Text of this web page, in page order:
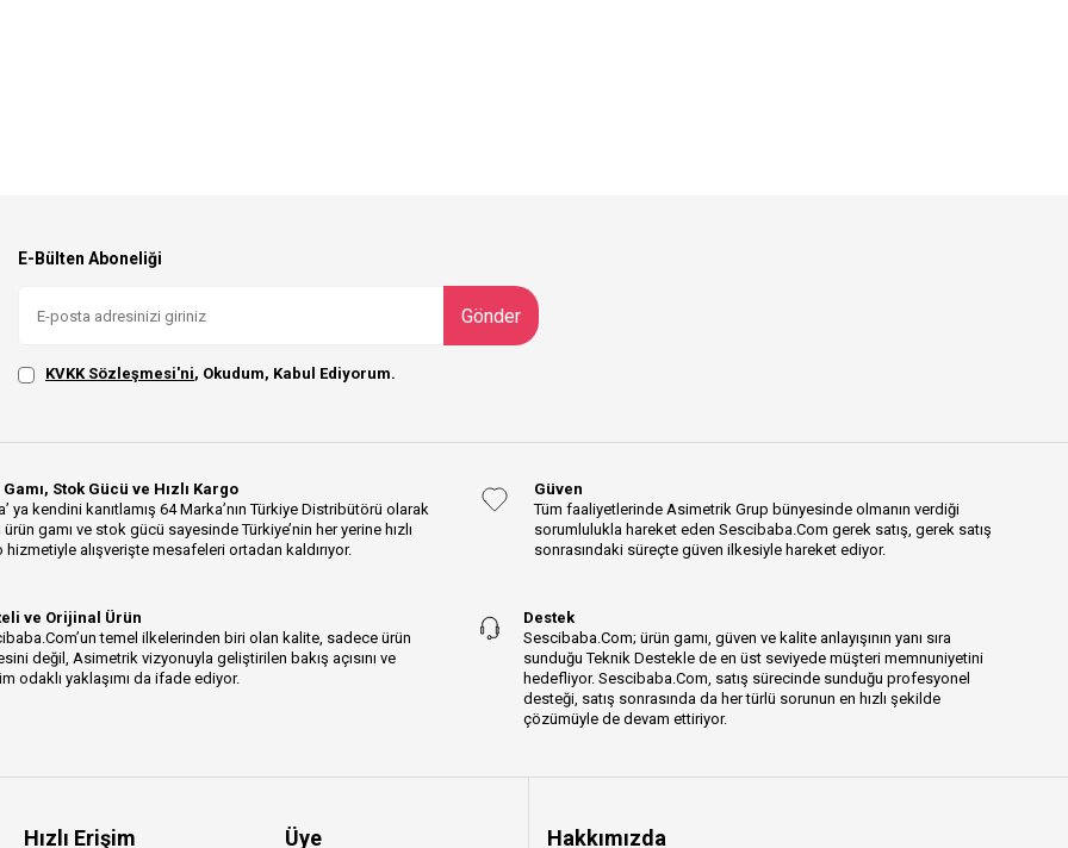
E-Bülten Aboneliği
Gönder
KVKK Sözleşmesi'ni, Okudum, Kabul Ediyorum.
Stok Gücü ve Hızlı Kargo
ya kendini kanıtlamış 64 Marka’nın Türkiye Distribütörü olarak
gamı ve stok gücü sayesinde Türkiye’nin her yerine hızlı
hizmetiyle alışverişte mesafeleri ortadan kaldırıyor.
Güven
Tüm faaliyetlerinde Asimetrik Grup bünyesinde olmanın verdiği
sorumlulukla hareket eden Sescibaba.Com gerek satış, gerek satış
sonrasındaki süreçte güven ilkesiyle hareket ediyor.
ve Orijinal Ürün
temel ilkelerinden biri olan kalite, sadece ürün
değil, Asimetrik vizyonuyla geliştirilen bakış açısını ve
odaklı yaklaşımı da ifade ediyor.
Destek
Sescibaba.Com; ürün gamı, güven ve kalite anlayışının yanı sıra
sunduğu Teknik Destekle de en üst seviyede müşteri memnuniyetini
hedefliyor. Sescibaba.Com, satış sürecinde sunduğu profesyonel
desteği, satış sonrasında da her türlü sorunun en hızlı şekilde
çözümüyle de devam ettiriyor.
Hızlı Erişim Üye Hakkımızda